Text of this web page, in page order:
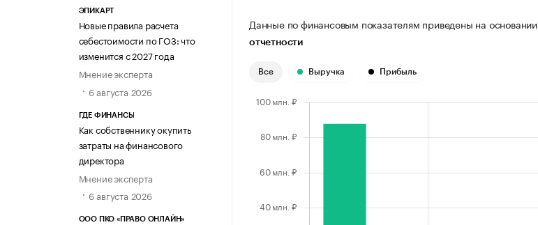
ЭПИКАРТ
Новые правила расчета
себестоимости по ГОЗ: что
изменится с 2027 года
Мнение эксперта
6 августа 2026
ГДЕ ФИНАНСЫ
Как собственнику окупить
затраты на финансового
директора
Мнение эксперта
6 августа 2026
ООО ПКО «ПРАВО ОНЛАЙН»
Данные по финансовым показателям приведены на основании
отчетности
Все Выручка Прибыль